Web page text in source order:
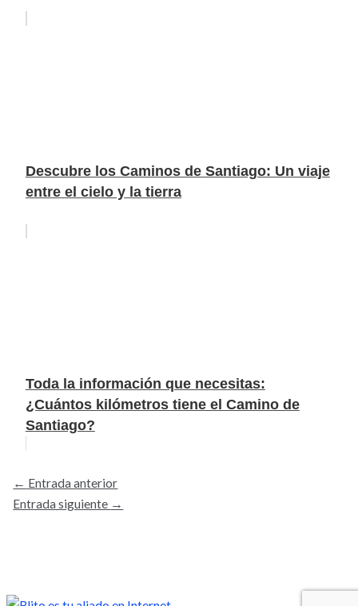
Descubre los Caminos de Santiago: Un viaje
entre el cielo y la tierra
Toda la información que necesitas:
¿Cuántos kilómetros tiene el Camino de
Santiago?
← Entrada anterior
Entrada siguiente →